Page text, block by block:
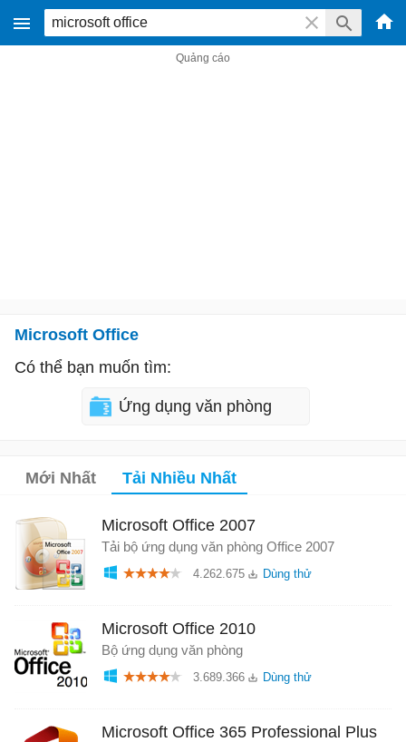
Microsoft Office
Có thể bạn muốn tìm:
Ứng dụng văn phòng
Mới Nhất Tải Nhiều Nhất
Microsoft Office 2007
Tải bộ ứng dụng văn phòng Office 2007
4.262.675
Microsoft Office 2010
Bộ ứng dụng văn phòng
3.689.366
Microsoft Office 365 Professional Plus